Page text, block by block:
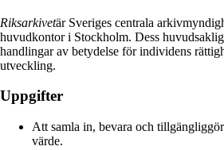
Riksarkivetär Sveriges centrala
huvudkontor i Stockholm. Dess
handlingar av betydelse för individens
utveckling.
Uppgifter
Att samla in, bevara och
värde.